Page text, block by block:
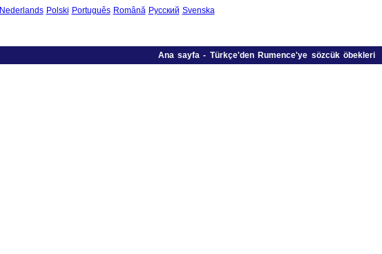
Nederlands Polski Português Română Русский Svenska
Ana sayfa- Türkçe'den Rumence'ye sözcük öbekleri